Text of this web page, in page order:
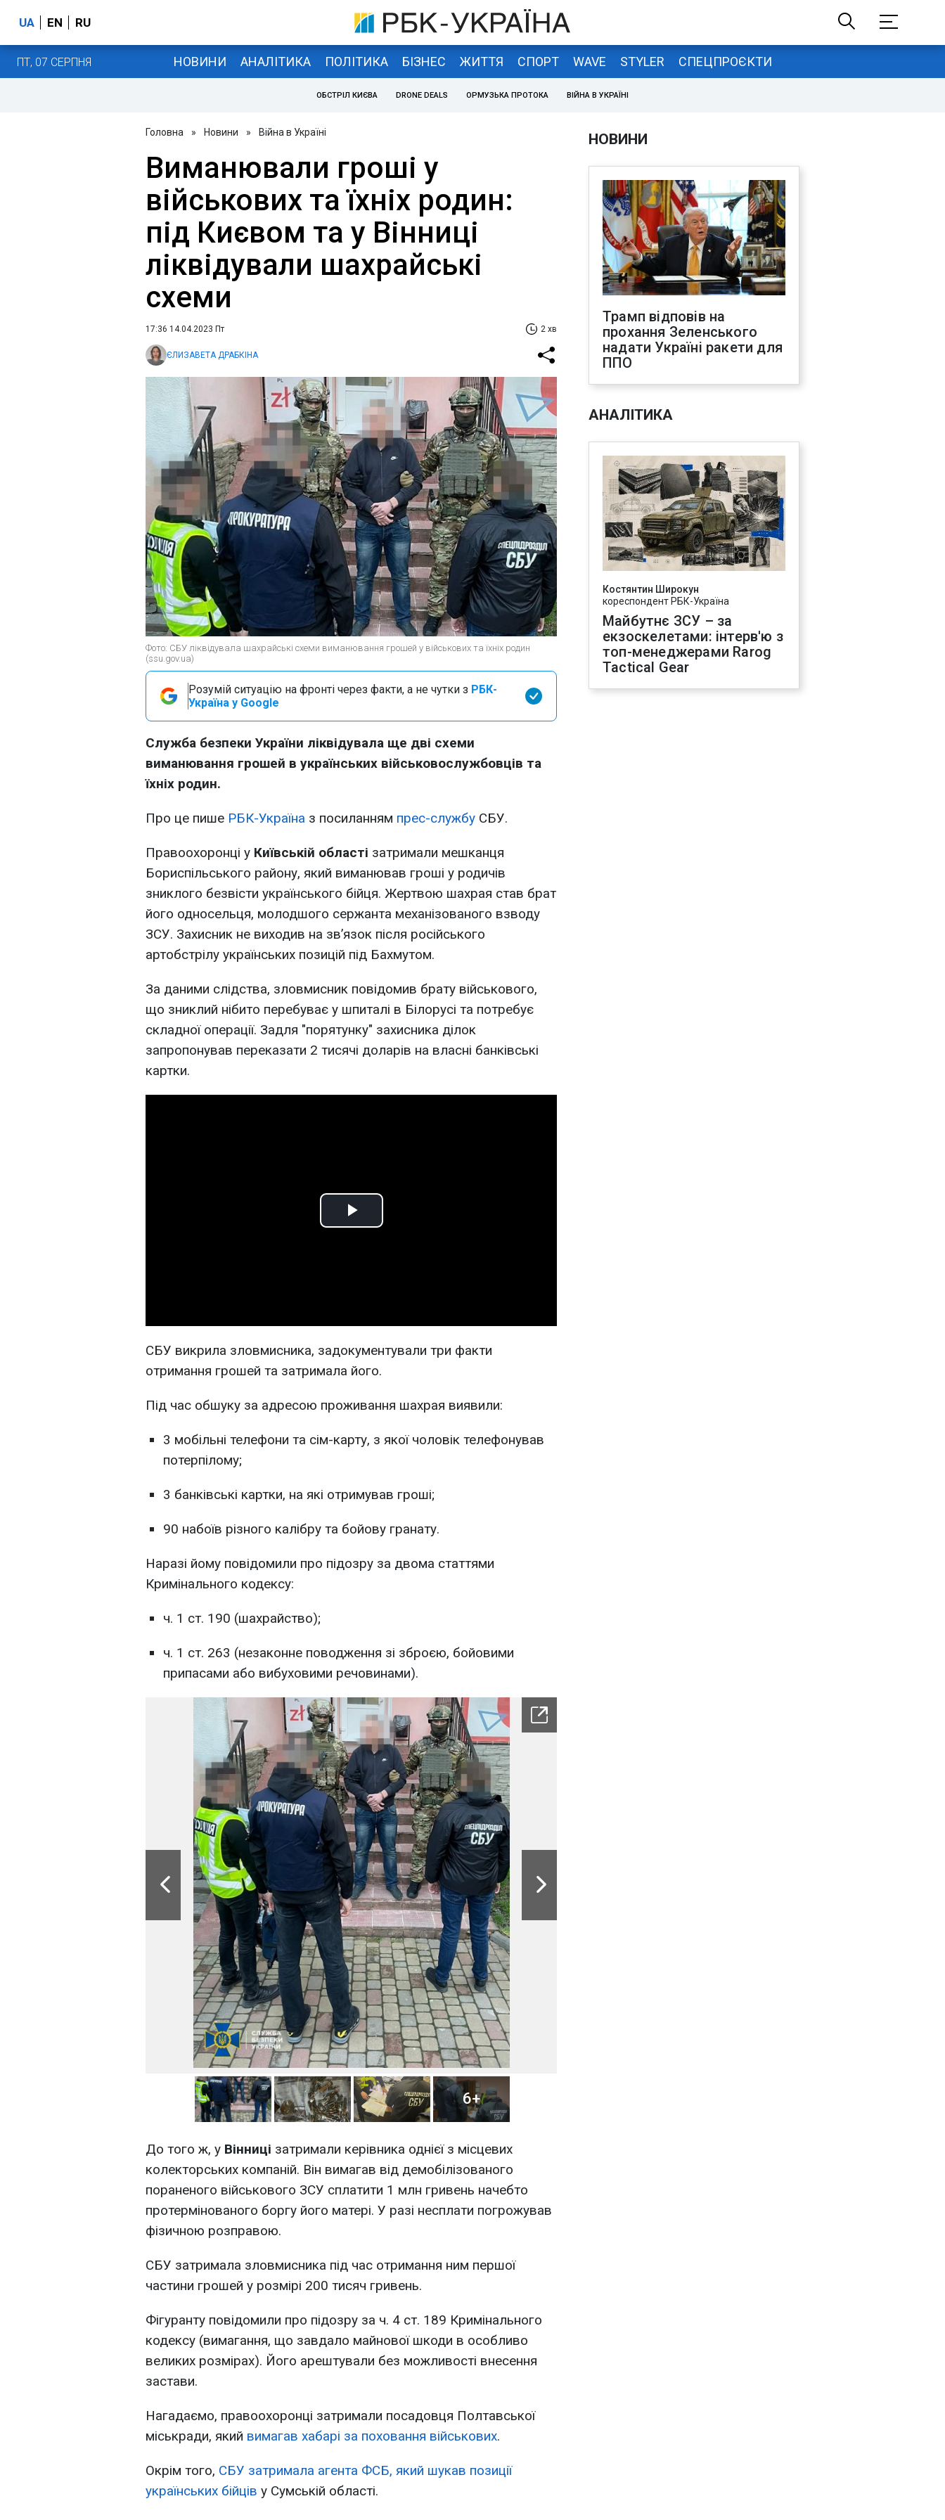
UA EN RU
ПТ, 07 СЕРПНЯ НОВИНИ АНАЛІТИКА ПОЛІТИКА БІЗНЕС ЖИТТЯ СПОРТ WAVE STYLER СПЕЦПРОЄКТИ
ОБСТРІЛ КИЄВА DRONE DEALS ОРМУЗЬКА ПРОТОКА ВІЙНА В УКРАЇНІ
Головна » Новини » Війна в Україні
Виманювали гроші у
військових та їхніх родин:
під Києвом та у Вінниці
ліквідували шахрайські
схеми
17:36 14.04.2023 Пт 2 хв
ЄЛИЗАВЕТА ДРАБКІНА
Фото: СБУ ліквідувала шахрайські схеми виманювання грошей у військових та їхніх родин
(ssu.gov.ua)
Розумій ситуацію на фронті через факти, а не чутки з РБК-
Україна у Google
Служба безпеки України ліквідувала ще дві схеми
виманювання грошей в українських військовослужбовців та
їхніх родин.
Про це пише РБК-Україна з посиланням прес-службу СБУ.
Правоохоронці у Київській області затримали мешканця
Бориспільського району, який виманював гроші у родичів
зниклого безвісти українського бійця. Жертвою шахрая став брат
його односельця, молодшого сержанта механізованого взводу
ЗСУ. Захисник не виходив на зв’язок після російського
артобстрілу українських позицій під Бахмутом.
За даними слідства, зловмисник повідомив брату військового,
що зниклий нібито перебуває у шпиталі в Білорусі та потребує
складної операції. Задля "порятунку" захисника ділок
запропонував переказати 2 тисячі доларів на власні банківські
картки.
Play
СБУ викрила зловмисника, задокументували три факти
отримання грошей та затримала його.
Під час обшуку за адресою проживання шахрая виявили:
3 мобільні телефони та сім-карту, з якої чоловік телефонував
потерпілому;
3 банківські картки, на які отримував гроші;
90 набоїв різного калібру та бойову гранату.
Наразі йому повідомили про підозру за двома статтями
Кримінального кодексу:
ч. 1 ст. 190 (шахрайство);
ч. 1 ст. 263 (незаконне поводження зі зброєю, бойовими
припасами або вибуховими речовинами).
6+
До того ж, у Вінниці затримали керівника однієї з місцевих
колекторських компаній. Він вимагав від демобілізованого
пораненого військового ЗСУ сплатити 1 млн гривень начебто
протермінованого боргу його матері. У разі несплати погрожував
фізичною розправою.
СБУ затримала зловмисника під час отримання ним першої
частини грошей у розмірі 200 тисяч гривень.
Фігуранту повідомили про підозру за ч. 4 ст. 189 Кримінального
кодексу (вимагання, що завдало майнової шкоди в особливо
великих розмірах). Його арештували без можливості внесення
застави.
Нагадаємо, правоохоронці затримали посадовця Полтавської
міськради, який вимагав хабарі за поховання військових.
Окрім того, СБУ затримала агента ФСБ, який шукав позиції
українських бійців у Сумській області.
НОВИНИ
Трамп відповів на
прохання Зеленського
надати Україні ракети для
ППО
АНАЛІТИКА
Костянтин Широкун
кореспондент РБК-Україна
Майбутнє ЗСУ – за
екзоскелетами: інтерв'ю з
топ-менеджерами Rarog
Tactical Gear